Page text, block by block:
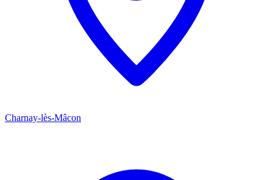
Charnay-lès-Mâcon